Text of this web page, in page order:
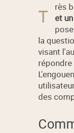
T rès
et
la
visant
répondre
des